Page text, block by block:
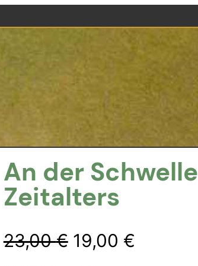
An der
Zeitalters
23,00€ Ursprünglicher
19,00 €